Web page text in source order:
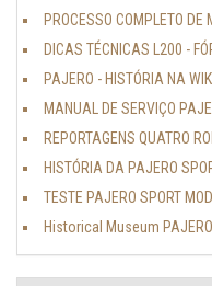
PROCESSO COMPLETO DE
DICAS TÉCNICAS L200 -
PAJERO - HISTÓRIA NA
MANUAL DE SERVIÇO
REPORTAGENS QUATRO
HISTÓRIA DA PAJERO
TESTE PAJERO SPORT
Historical Museum PAJERO